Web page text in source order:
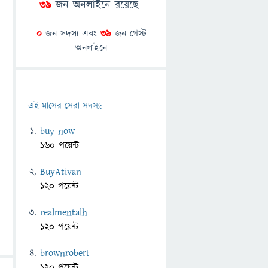
39জন অনলাইনে রয়েছে
0জন সদস্য এবং 39জন গেস্ট
অনলাইনে
এই মাসের সেরা সদস্য:
buy now
160 পয়েন্ট
BuyAtivan
120 পয়েন্ট
realmentalh
120 পয়েন্ট
brownrobert